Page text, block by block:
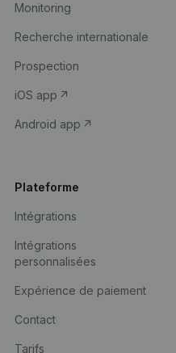
Monitoring
Recherche internationale
Prospection
iOS app
Android app
Plateforme
Intégrations
Intégrations
personnalisées
Expérience de paiement
Contact
Tarifs